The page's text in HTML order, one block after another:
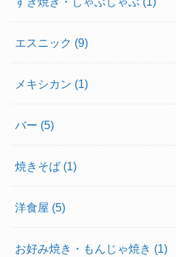
エスニック (9)
メキシカン (1)
バー (5)
焼きそば (1)
洋食屋 (5)
お好み焼き・もんじゃ焼き (1)